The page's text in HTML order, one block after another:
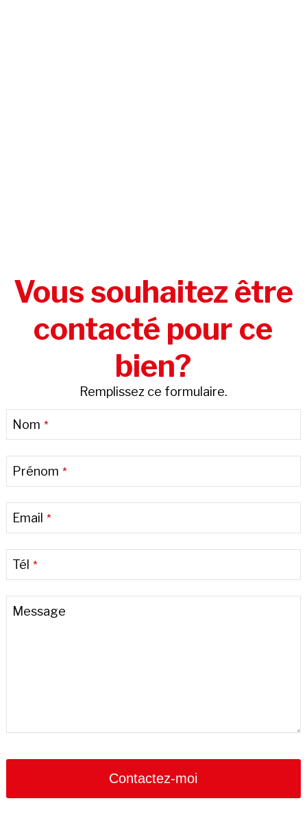
Vous souhaitez être
contacté pour ce
bien?
Remplissez ce formulaire.
Email
Address
Nom *
Prénom *
Email *
Tél *
Message
Contactez-moi